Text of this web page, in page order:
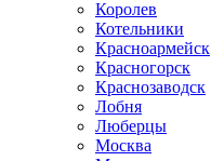
Королев
Котельники
Красноармейск
Красногорск
Краснозаводск
Лобня
Люберцы
Москва